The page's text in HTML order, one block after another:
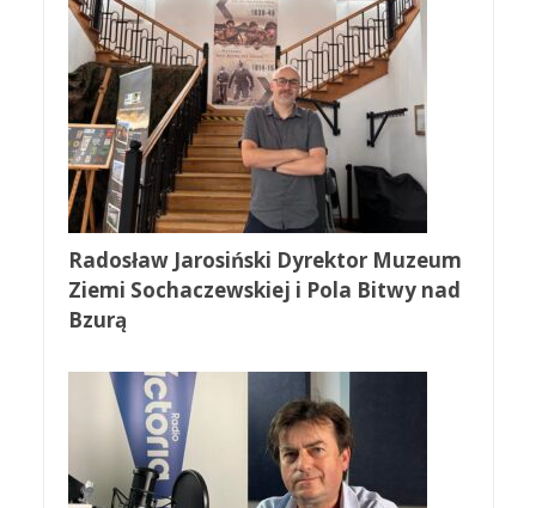
Radosław Jarosiński Dyrektor Muzeum
Ziemi Sochaczewskiej i Pola Bitwy nad
Bzurą